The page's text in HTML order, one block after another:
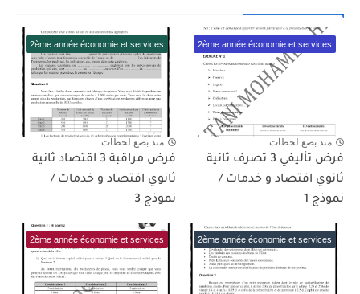
2ème année économie et services
منذ بضع لحظات
فرض تأليفي 3 تصرف ثانية
ثانوي اقتصاد و خدمات /
نموذج 1
2ème année économie et services
منذ بضع لحظات
فرض مراقبة 3 اقتصاد ثانية
ثانوي اقتصاد و خدمات /
نموذج 3
2ème année économie et services
2ème année économie et services